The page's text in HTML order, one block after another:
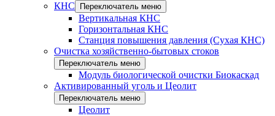
КНС
Переключатель меню
Вертикальная КНС
Горизонтальная КНС
Станция повышения давления (Сухая КНС)
Очистка хозяйственно-бытовых стоков
Переключатель меню
Модуль биологической очистки Биокаскад
Активированный уголь и Цеолит
Переключатель меню
Цеолит